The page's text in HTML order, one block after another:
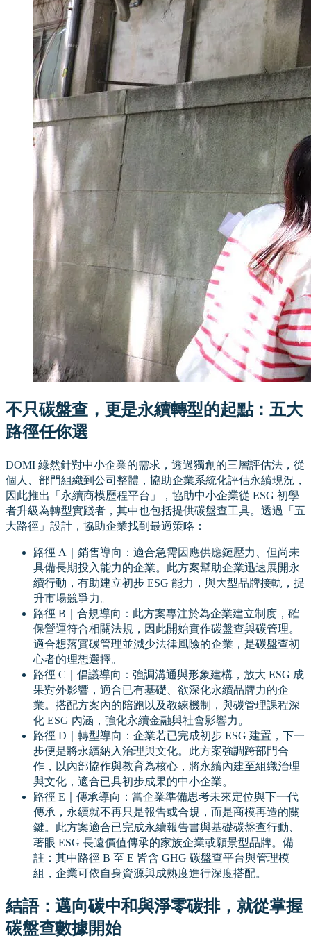
不只碳盤查，更是永續轉型的起點：五大
路徑任你選
DOMI 綠然針對中小企業的需求，透過獨創的三層評估法，從
個人、部門組織到公司整體，協助企業系統化評估永續現況，
因此推出「永續商模歷程平台」，協助中小企業從 ESG 初學
者升級為轉型實踐者，其中也包括提供碳盤查工具。透過「五
大路徑」設計，協助企業找到最適策略：
路徑 A｜銷售導向：適合急需因應供應鏈壓力、但尚未
具備長期投入能力的企業。此方案幫助企業迅速展開永
續行動，有助建立初步 ESG 能力，與大型品牌接軌，提
升市場競爭力。
路徑 B｜合規導向：此方案專注於為企業建立制度，確
保營運符合相關法規，因此開始實作碳盤查與碳管理。
適合想落實碳管理並減少法律風險的企業，是碳盤查初
心者的理想選擇。
路徑 C｜倡議導向：強調溝通與形象建構，放大 ESG 成
果對外影響，適合已有基礎、欲深化永續品牌力的企
業。搭配方案內的陪跑以及教練機制，與碳管理課程深
化 ESG 內涵，強化永續金融與社會影響力。
路徑 D｜轉型導向：企業若已完成初步 ESG 建置，下一
步便是將永續納入治理與文化。此方案強調跨部門合
作，以內部協作與教育為核心，將永續內建至組織治理
與文化，適合已具初步成果的中小企業。
路徑 E｜傳承導向：當企業準備思考未來定位與下一代
傳承，永續就不再只是報告或合規，而是商模再造的關
鍵。此方案適合已完成永續報告書與基礎碳盤查行動、
著眼 ESG 長遠價值傳承的家族企業或願景型品牌。備
註：其中路徑 B 至 E 皆含 GHG 碳盤查平台與管理模
組，企業可依自身資源與成熟度進行深度搭配。
結語：邁向碳中和與淨零碳排，就從掌握
碳盤查數據開始